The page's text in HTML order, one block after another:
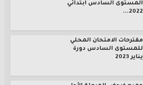
المستوى السادس ابتدائي
2022...
مقترحات الامتحان المحلي
للمستوى السادس دورة
يناير 2023